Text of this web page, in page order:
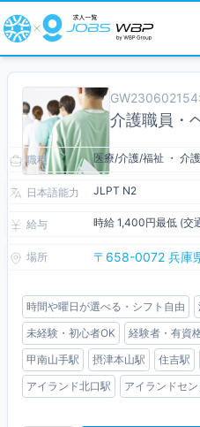
介護職員・
職種 医療/介護/福祉 ・ 介
日本語能力 JLPT N2
給与 時給 1,400円最低 (交
場所 〒658-0072 兵庫
時間や曜日が選べる・シフト自由
未経験・初心者OK
経験者・有資
甲南山手駅
摂津本山駅 住吉駅
アイランド北口駅
アイランドセ